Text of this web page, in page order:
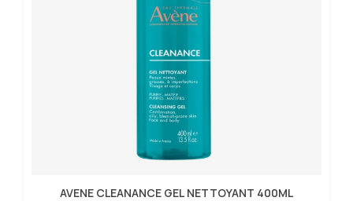
AVENE CLEANANCE GEL NETTOYANT 400ML